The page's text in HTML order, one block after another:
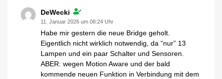
DeWecki
11. Januar 2026 um 08:24 Uhr
Habe mir gestern die neue Bridge geholt.
Eigentlich nicht wirklich notwendig, da “nur” 13
Lampen und ein paar Schalter und Sensoren.
ABER: wegen Motion Aware und der bald
kommende neuen Funktion in Verbindung mit dem